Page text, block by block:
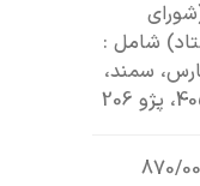
شامل :
سمند،
000/000